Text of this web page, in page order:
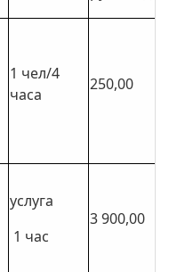
1 чел/4
часа
250,00
услуга
1 час
3 900,00